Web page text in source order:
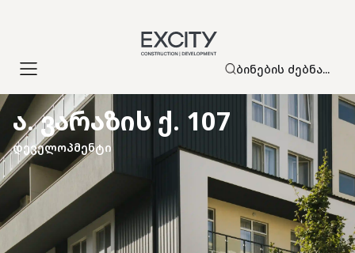
Ბინების Ძებნა...
Ა. ᲕᲐᲠᲐᲖᲘᲡ Ქ. 107
დეველოპმენტი